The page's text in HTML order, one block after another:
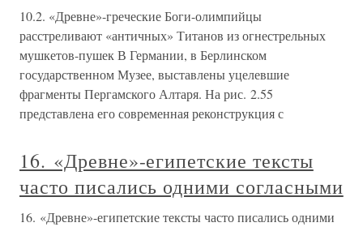
10.2. «Древне»-греческие Боги-олимпийцы
расстреливают «античных» Титанов из огнестрельных
мушкетов-пушек В Германии, в Берлинском
государственном Музее, выставлены уцелевшие
фрагменты Пергамского Алтаря. На рис. 2.55
представлена его современная реконструкция с
16. «Древне»-египетские тексты
часто писались одними согласными
16. «Древне»-египетские тексты часто писались одними